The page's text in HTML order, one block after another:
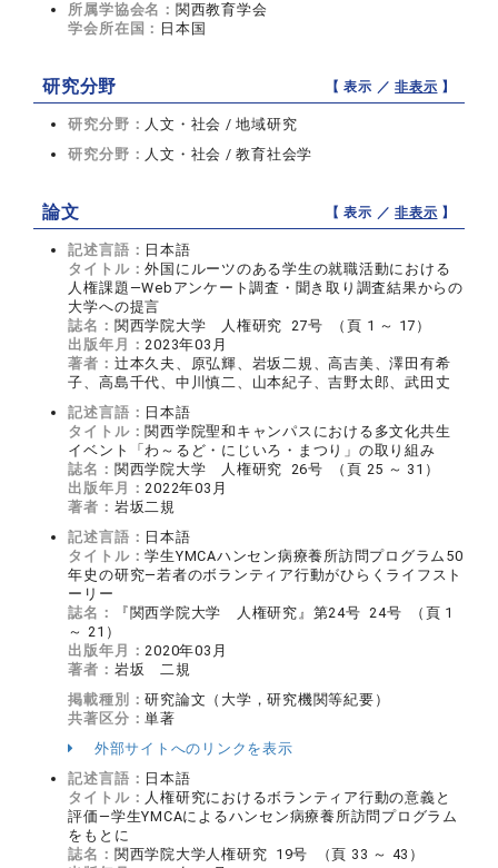
所属学協会名： 関西教育学会
学会所在国： 日本国
研究分野 【 表示 ／非表示 】
研究分野： 人文・社会 / 地域研究
研究分野： 人文・社会 / 教育社会学
論文 【 表示 ／非表示 】
記述言語： 日本語
タイトル：外国にルーツのある学生の就職活動における
人権課題―Webアンケート調査・聞き取り調査結果からの
大学への提言
誌名： 関西学院大学 人権研究 27号 （頁 1 ～ 17）
出版年月：2023年03月
著者： 辻本久夫、原弘輝、岩坂二規、高吉美、澤田有希
子、高島千代、中川慎二、山本紀子、吉野太郎、武田丈
記述言語： 日本語
タイトル： 関西学院聖和キャンパスにおける多文化共生
イベント「わ～るど・にじいろ・まつり」の取り組み
誌名： 関西学院大学 人権研究 26号 （頁 25 ～ 31）
出版年月：2022年03月
著者： 岩坂二規
記述言語： 日本語
タイトル：学生YMCAハンセン病療養所訪問プログラム50
年史の研究―若者のボランティア行動がひらくライフスト
ーリー
誌名：
『関西学院大学 人権研究』第24号 24号 （頁 1
～ 21）
出版年月：2020年03月
著者： 岩坂 二規
掲載種別：研究論文（大学，研究機関等紀要）
共著区分：単著
外部サイトへのリンクを表示
記述言語： 日本語
タイトル： 人権研究におけるボランティア行動の意義と
評価―学生YMCAによるハンセン病療養所訪問プログラム
をもとに
誌名： 関西学院大学人権研究 19号 （頁 33 ～ 43）